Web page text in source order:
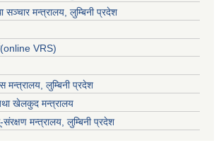
सञ्चार मन्त्रालय, लुम्बिनी प्रदेश
VRS)
मन्त्रालय, लुम्बिनी प्रदेश
तथा खेलकुद मन्‍‍त्रालय
मन्त्रालय, लुम्बिनी प्रदेश